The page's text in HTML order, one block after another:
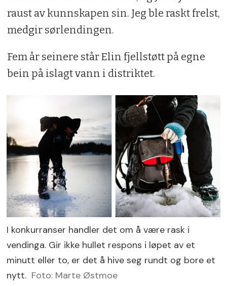
raust av kunnskapen sin. Jeg ble raskt frelst,
medgir sørlendingen.
Fem år seinere står Elin fjellstøtt på egne
bein på islagt vann i distriktet.
I konkurranser handler det om å være rask i
vendinga. Gir ikke hullet respons i løpet av et
minutt eller to, er det å hive seg rundt og bore et
nytt. Foto: Marte Østmoe